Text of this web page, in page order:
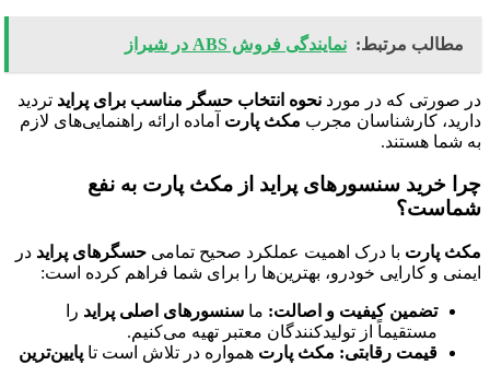
مطالب مرتبط: نمایندگی فروش ABS در شیراز
در صورتی که در مورد نحوه انتخاب حسگر مناسب برای پراید تردید
دارید، کارشناسان مجرب مکث پارت آماده ارائه راهنمایی‌های لازم
به شما هستند.
چرا خرید سنسورهای پراید از مکث پارت به نفع
شماست؟
مکث پارت با درک اهمیت عملکرد صحیح تمامی حسگرهای پراید در
ایمنی و کارایی خودرو، بهترین‌ها را برای شما فراهم کرده است:
تضمین کیفیت و اصالت: ما سنسورهای اصلی پراید را
مستقیماً از تولیدکنندگان معتبر تهیه می‌کنیم.
قیمت رقابتی: مکث پارت همواره در تلاش است تا پایین‌ترین